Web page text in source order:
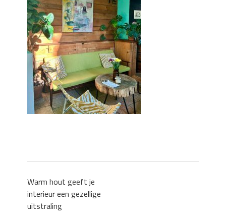
De Kwaliteit van Houtpellets: Wat
Bepaalt of uw Kachel Optimaal
Presteert
Waarom technische eisen de basis
vormen voor functionele ruimtes
Nieuwe kozijnen als onderdeel van een
energierenovatie: wat de overgang
technisch vraagt
Warm hout geeft je
interieur een gezellige
uitstraling